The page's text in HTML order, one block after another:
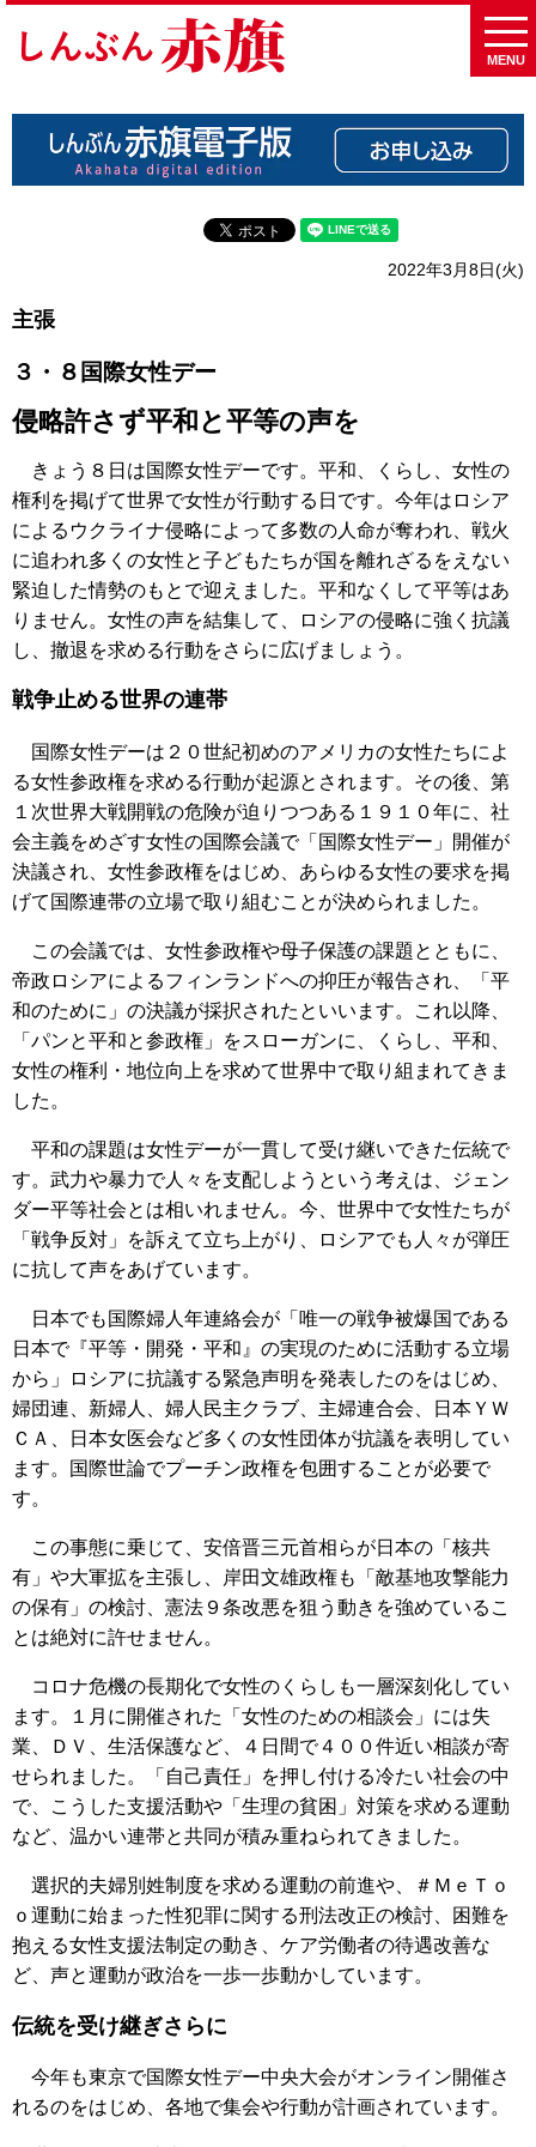
MENU
2022年3月8日(火)
主張
３・８国際女性デー
侵略許さず平和と平等の声を
きょう８日は国際女性デーです。平和、くらし、女性の
権利を掲げて世界で女性が行動する日です。今年はロシア
によるウクライナ侵略によって多数の人命が奪われ、戦火
に追われ多くの女性と子どもたちが国を離れざるをえない
緊迫した情勢のもとで迎えました。平和なくして平等はあ
りません。女性の声を結集して、ロシアの侵略に強く抗議
し、撤退を求める行動をさらに広げましょう。
戦争止める世界の連帯
国際女性デーは２０世紀初めのアメリカの女性たちによ
る女性参政権を求める行動が起源とされます。その後、第
１次世界大戦開戦の危険が迫りつつある１９１０年に、社
会主義をめざす女性の国際会議で「国際女性デー」開催が
決議され、女性参政権をはじめ、あらゆる女性の要求を掲
げて国際連帯の立場で取り組むことが決められました。
この会議では、女性参政権や母子保護の課題とともに、
帝政ロシアによるフィンランドへの抑圧が報告され、「平
和のために」の決議が採択されたといいます。これ以降、
「パンと平和と参政権」をスローガンに、くらし、平和、
女性の権利・地位向上を求めて世界中で取り組まれてきま
した。
平和の課題は女性デーが一貫して受け継いできた伝統で
す。武力や暴力で人々を支配しようという考えは、ジェン
ダー平等社会とは相いれません。今、世界中で女性たちが
「戦争反対」を訴えて立ち上がり、ロシアでも人々が弾圧
に抗して声をあげています。
日本でも国際婦人年連絡会が「唯一の戦争被爆国である
日本で『平等・開発・平和』の実現のために活動する立場
から」ロシアに抗議する緊急声明を発表したのをはじめ、
婦団連、新婦人、婦人民主クラブ、主婦連合会、日本ＹＷ
ＣＡ、日本女医会など多くの女性団体が抗議を表明してい
ます。国際世論でプーチン政権を包囲することが必要で
す。
この事態に乗じて、安倍晋三元首相らが日本の「核共
有」や大軍拡を主張し、岸田文雄政権も「敵基地攻撃能力
の保有」の検討、憲法９条改悪を狙う動きを強めているこ
とは絶対に許せません。
コロナ危機の長期化で女性のくらしも一層深刻化してい
ます。１月に開催された「女性のための相談会」には失
業、ＤＶ、生活保護など、４日間で４００件近い相談が寄
せられました。「自己責任」を押し付ける冷たい社会の中
で、こうした支援活動や「生理の貧困」対策を求める運動
など、温かい連帯と共同が積み重ねられてきました。
選択的夫婦別姓制度を求める運動の前進や、＃ＭｅＴｏ
ｏ運動に始まった性犯罪に関する刑法改正の検討、困難を
抱える女性支援法制定の動き、ケア労働者の待遇改善な
ど、声と運動が政治を一歩一歩動かしています。
伝統を受け継ぎさらに
今年も東京で国際女性デー中央大会がオンライン開催さ
れるのをはじめ、各地で集会や行動が計画されています。